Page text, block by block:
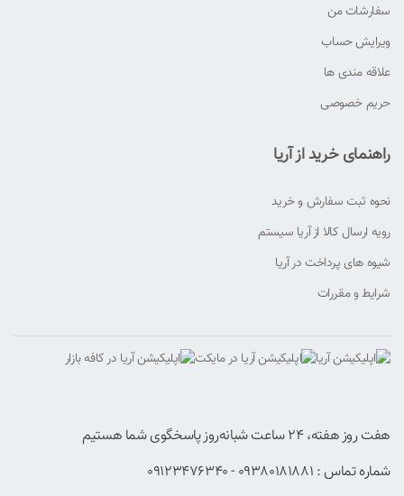
سفارشات من
ویرایش حساب
علاقه مندی ها
حریم خصوصی
راهنمای خرید از آریا
نحوه ثبت سفارش و خرید
رویه ارسال کالا از آریا سیستم
شیوه های پرداخت در آریا
شرایط و مقررات
هفت روز هفته، ۲۴ ساعت شبانه‌روز پاسخگوی شما هستیم
شماره تماس : 09380181881 - 09123476340